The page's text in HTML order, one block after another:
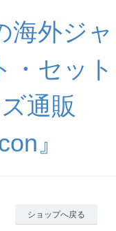
海外ジャ
・セット
通販
』
ショップへ戻る